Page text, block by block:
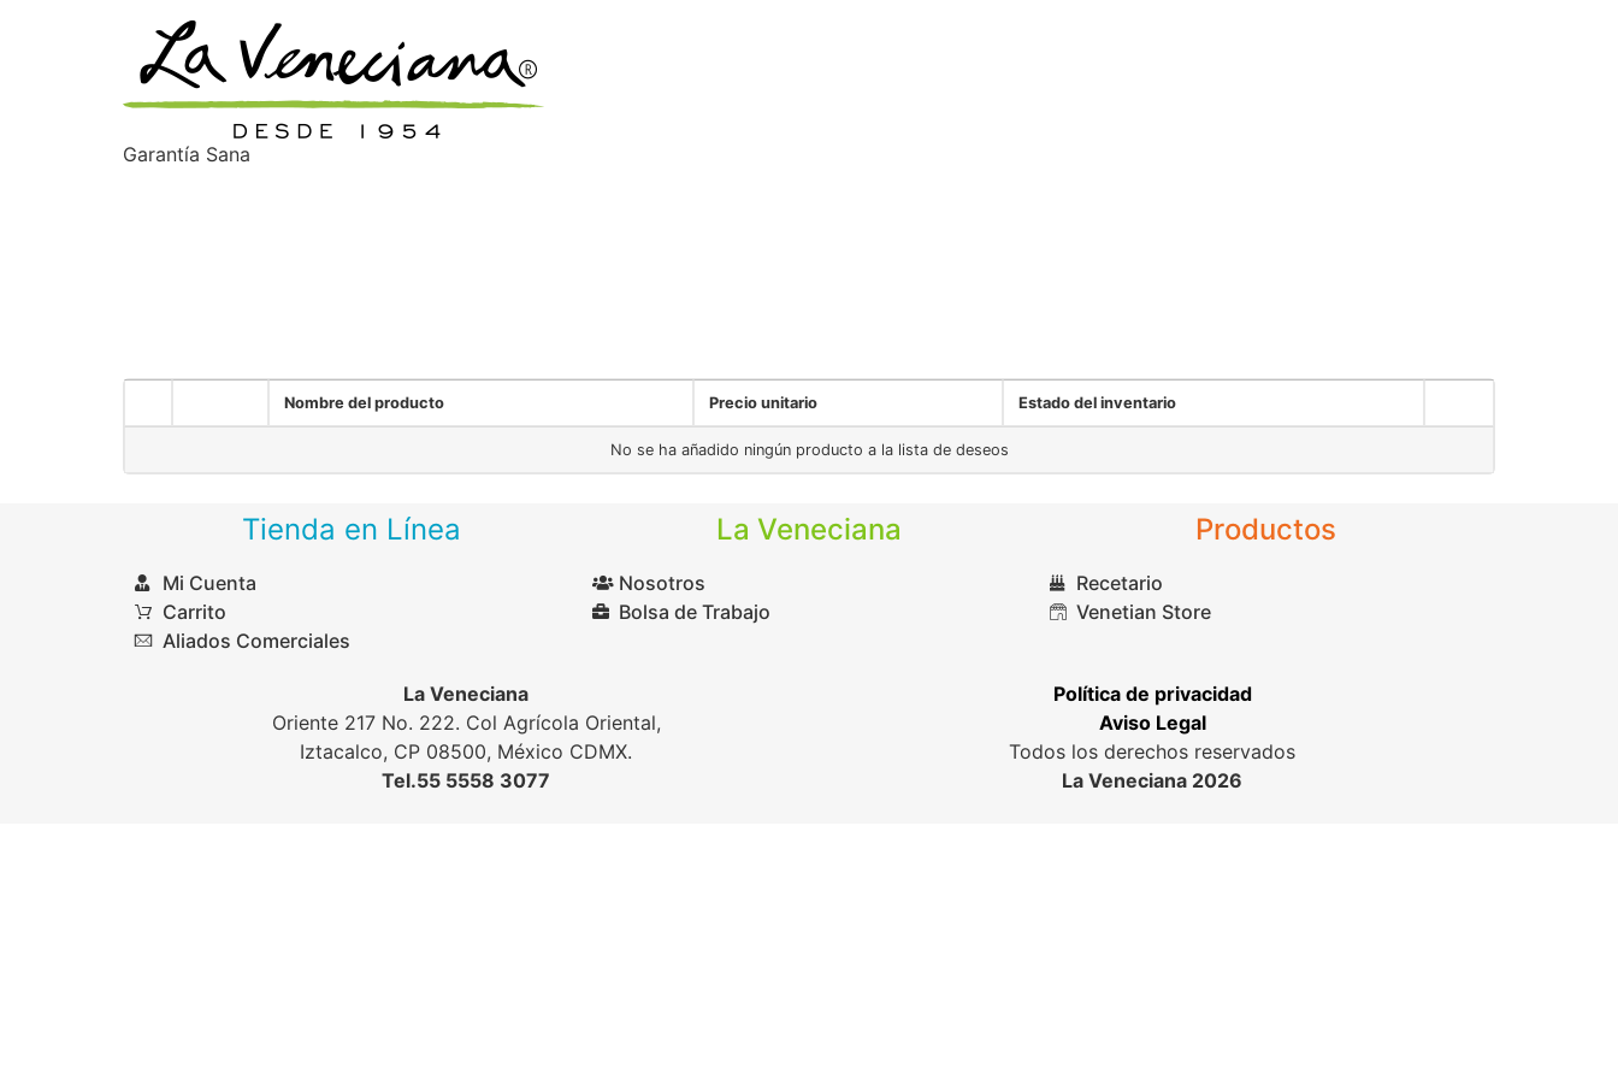
Garantía Sana
Nombre del producto Precio unitario Estado del inventario
No se ha añadido ningún producto a la lista de deseos
Tienda en Línea
Mi Cuenta
Carrito
Aliados Comerciales
La Veneciana
Nosotros
Bolsa de Trabajo
Productos
Recetario
Venetian Store
La Veneciana
Oriente 217 No. 222. Col Agrícola Oriental,
Iztacalco, CP 08500, México CDMX.
Tel.55 5558 3077
Política de privacidad
Aviso Legal
Todos los derechos reservados
La Veneciana 2026